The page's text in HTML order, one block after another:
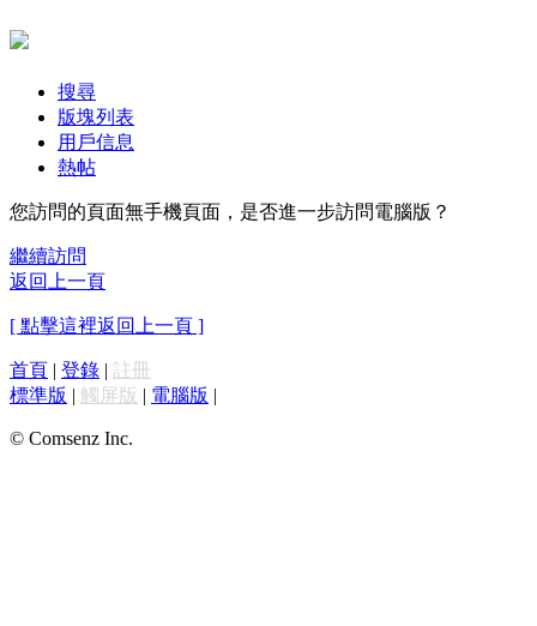
搜尋
版塊列表
用戶信息
熱帖
您訪問的頁面無手機頁面，是否進一步訪問電腦版？
繼續訪問
返回上一頁
[ 點擊這裡返回上一頁 ]
首頁 | 登錄 | 註冊
標準版 | 觸屏版 | 電腦版 |
© Comsenz Inc.